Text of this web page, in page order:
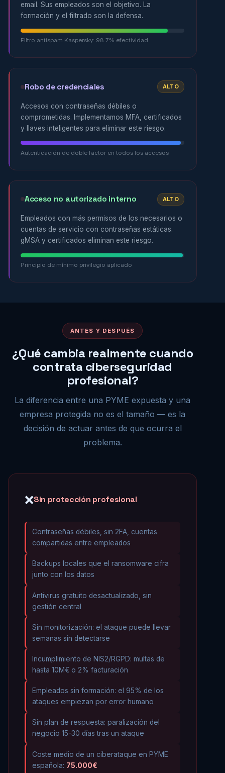
email. Sus empleados son el objetivo. La
formación y el filtrado son la defensa.
Filtro antispam Kaspersky: 98.7% efectividad
Robo de credenciales ALTO
Accesos con contraseñas débiles o
comprometidas. Implementamos MFA, certificados
y llaves inteligentes para eliminar este riesgo.
Autenticación de doble factor en todos los accesos
Acceso no autorizado interno ALTO
Empleados con más permisos de los necesarios o
cuentas de servicio con contraseñas estáticas.
gMSA y certificados eliminan este riesgo.
Principio de mínimo privilegio aplicado
ANTES Y DESPUÉS
¿Qué cambia realmente cuando
contrata ciberseguridad
profesional?
La diferencia entre una PYME expuesta y una
empresa protegida no es el tamaño — es la
decisión de actuar antes de que ocurra el
problema.
❌Sin protección profesional
Contraseñas débiles, sin 2FA, cuentas
compartidas entre empleados
Backups locales que el ransomware cifra
junto con los datos
Antivirus gratuito desactualizado, sin
gestión central
Sin monitorización: el ataque puede llevar
semanas sin detectarse
Incumplimiento de NIS2/RGPD: multas de
hasta 10M€ o 2% facturación
Empleados sin formación: el 95% de los
ataques empiezan por error humano
Sin plan de respuesta: paralización del
negocio 15-30 días tras un ataque
Coste medio de un ciberataque en PYME
española: 75.000€